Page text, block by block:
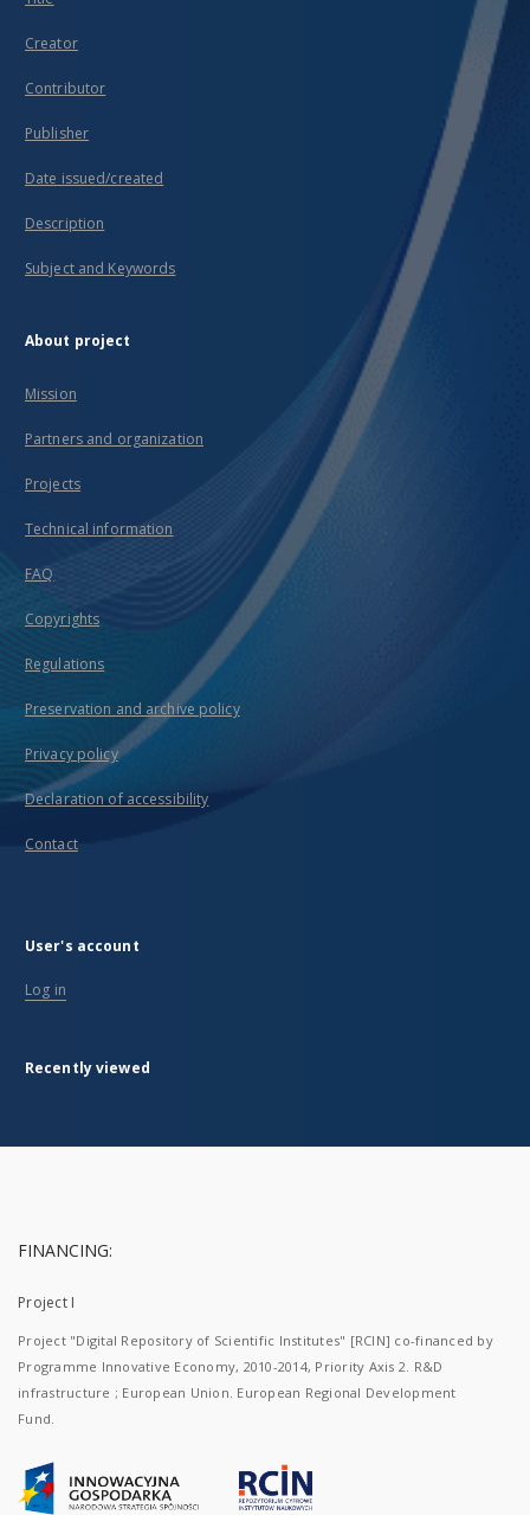
Creator
Contributor
Publisher
Date issued/created
Description
Subject and Keywords
About project
Mission
Partners and organization
Projects
Technical information
FAQ
Copyrights
Regulations
Preservation and archive policy
Privacy policy
Declaration of accessibility
Contact
User's account
Log in
Recently viewed
FINANCING:
Project I
Project "Digital Repository of Scientific Institutes" [RCIN] co-financed by
Programme Innovative Economy, 2010-2014, Priority Axis 2. R&D
infrastructure ; European Union. European Regional Development
Fund.